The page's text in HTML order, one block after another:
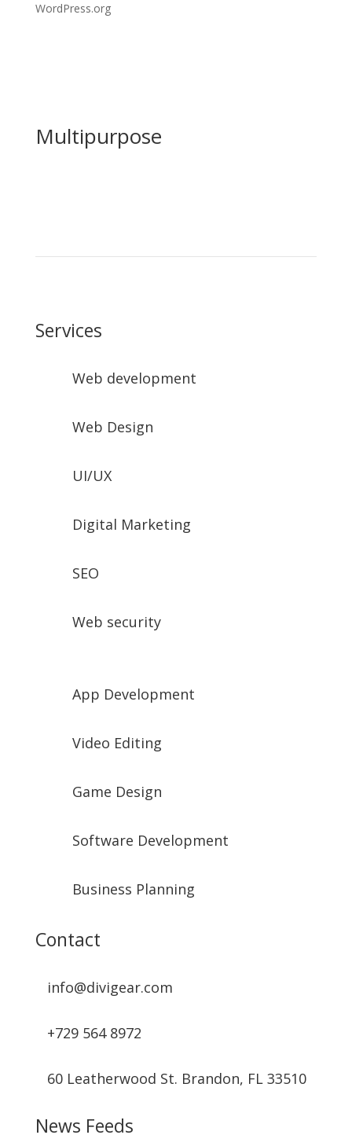
WordPress.org
Multipurpose
Services
Web development
Web Design
UI/UX
Digital Marketing
SEO
Web security
App Development
Video Editing
Game Design
Software Development
Business Planning
Contact
info@divigear.com
+729 564 8972
60 Leatherwood St. Brandon, FL 33510
News Feeds